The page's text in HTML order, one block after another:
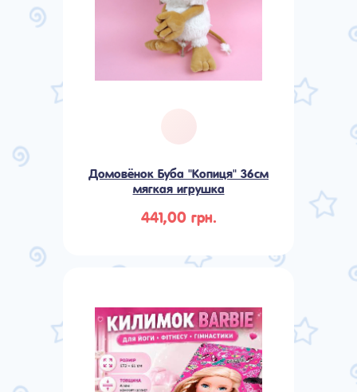
Домовёнок Буба "Копиця" 36см
мягкая игрушка
441,00 грн.